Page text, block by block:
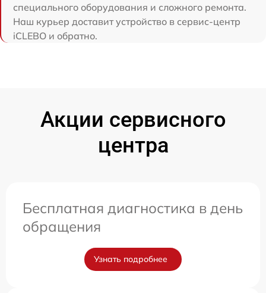
специального оборудования и сложного ремонта.
Наш курьер доставит устройство в сервис-центр
iCLEBO и обратно.
Акции сервисного
центра
Бесплатная диагностика в день
обращения
Узнать подробнее